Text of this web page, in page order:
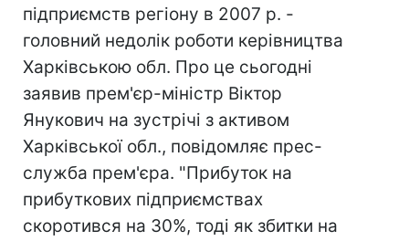
підприємств регіону в 2007 р. -
головний недолік роботи керівництва
Харківською обл. Про це сьогодні
заявив прем'єр-міністр Віктор
Янукович на зустрічі з активом
Харківської обл., повідомляє прес-
служба прем'єра. "Прибуток на
прибуткових підприємствах
скоротився на 30%, тоді як збитки на